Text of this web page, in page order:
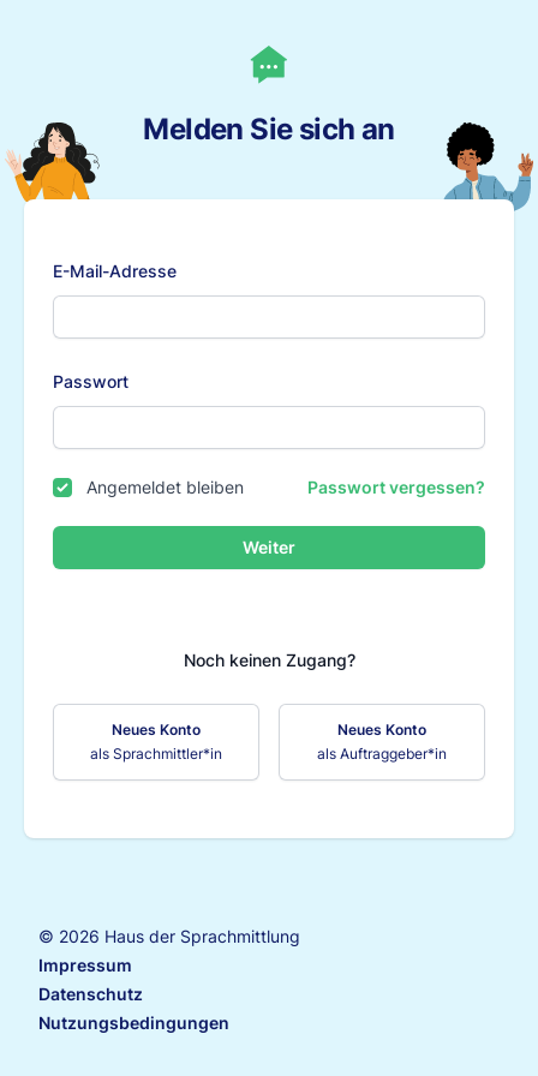
Melden Sie sich an
E-Mail-Adresse
Passwort
Angemeldet bleiben Passwort vergessen?
Noch keinen Zugang?
Neues Konto
als Sprachmittler*in
Neues Konto
als Auftraggeber*in
© 2026 Haus der Sprachmittlung
Impressum
Datenschutz
Nutzungsbedingungen